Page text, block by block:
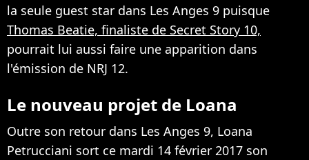
la seule guest star dans Les Anges 9 puisque
Thomas Beatie, finaliste de Secret Story 10,
pourrait lui aussi faire une apparition dans
l'émission de NRJ 12.
Le nouveau projet de Loana
Outre son retour dans Les Anges 9, Loana
Petrucciani sort ce mardi 14 février 2017 son